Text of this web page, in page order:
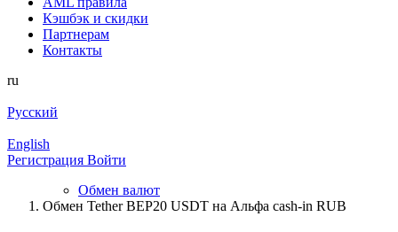
Кэшбэк и cкидки
Партнерам
Контакты
ru
Русский
English
Регистрация Войти
Обмен валют
Обмен Tether BEP20 USDT на Альфа cash-in RUB